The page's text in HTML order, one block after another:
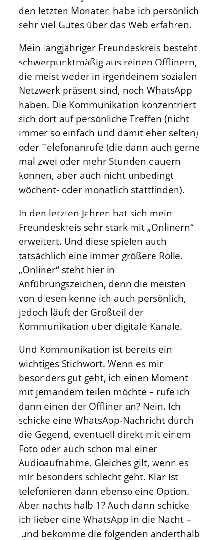
den letzten Monaten habe ich persönlich
sehr viel Gutes über das Web erfahren.
Mein langjähriger Freundeskreis besteht
schwerpunktmäßig aus reinen Offlinern,
die meist weder in irgendeinem sozialen
Netzwerk präsent sind, noch WhatsApp
haben. Die Kommunikation konzentriert
sich dort auf persönliche Treffen (nicht
immer so einfach und damit eher selten)
oder Telefonanrufe (die dann auch gerne
mal zwei oder mehr Stunden dauern
können, aber auch nicht unbedingt
wöchent- oder monatlich stattfinden).
In den letzten Jahren hat sich mein
Freundeskreis sehr stark mit „Onlinern“
erweitert. Und diese spielen auch
tatsächlich eine immer größere Rolle.
„Onliner“ steht hier in
Anführungszeichen, denn die meisten
von diesen kenne ich auch persönlich,
jedoch läuft der Großteil der
Kommunikation über digitale Kanäle.
Und Kommunikation ist bereits ein
wichtiges Stichwort. Wenn es mir
besonders gut geht, ich einen Moment
mit jemandem teilen möchte – rufe ich
dann einen der Offliner an? Nein. Ich
schicke eine WhatsApp-Nachricht durch
die Gegend, eventuell direkt mit einem
Foto oder auch schon mal einer
Audioaufnahme. Gleiches gilt, wenn es
mir besonders schlecht geht. Klar ist
telefonieren dann ebenso eine Option.
Aber nachts halb 1? Auch dann schicke
ich lieber eine WhatsApp in die Nacht –
und bekomme die folgenden anderthalb